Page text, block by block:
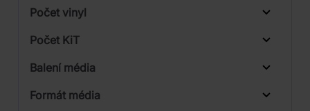
Počet vinyl
Počet KiT
Balení média
Formát média